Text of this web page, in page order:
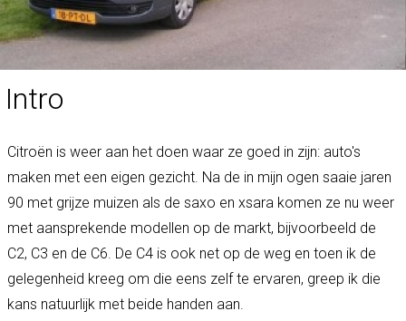
Intro
Citroën is weer aan het doen waar ze goed in zijn: auto's
maken met een eigen gezicht. Na de in mijn ogen saaie jaren
90 met grijze muizen als de saxo en xsara komen ze nu weer
met aansprekende modellen op de markt, bijvoorbeeld de
C2, C3 en de C6. De C4 is ook net op de weg en toen ik de
gelegenheid kreeg om die eens zelf te ervaren, greep ik die
kans natuurlijk met beide handen aan.